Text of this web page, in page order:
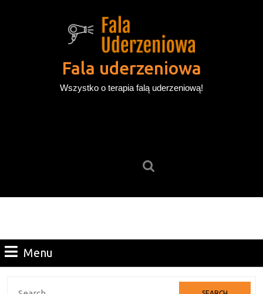
Fala uderzeniowa
Wszystko o terapia falą uderzeniową!
Menu
Search